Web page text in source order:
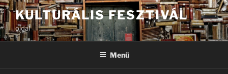
Tartalomhoz
KULTURÁLIS FESZTIVÁL
oldal
Menü